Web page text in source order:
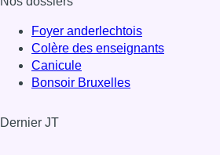
Foyer anderlechtois
Colère des enseignants
Canicule
Bonsoir Bruxelles
Dernier JT